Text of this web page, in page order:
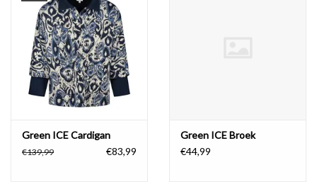
Green ICE Cardigan
€139,99 €83,99
Green ICE Broek
€44,99